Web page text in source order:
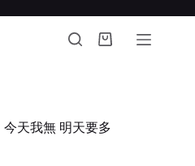
Shopping
今天我無 明天要多